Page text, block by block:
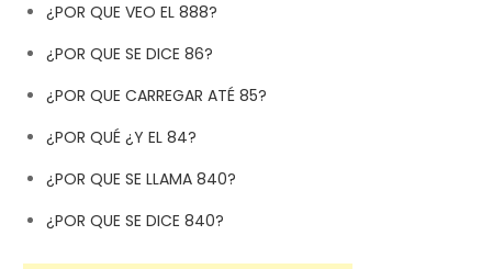
¿POR QUE VEO EL 888?
¿POR QUE SE DICE 86?
¿POR QUE CARREGAR ATÉ 85?
¿POR QUÉ ¿Y EL 84?
¿POR QUE SE LLAMA 840?
¿POR QUE SE DICE 840?